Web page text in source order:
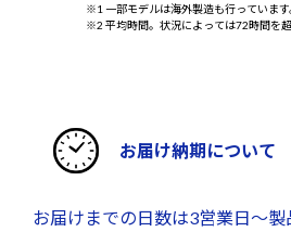
※1 一部モデルは海外製造も行っています
※2 平均時間。状況によっては72時間を超
お届け納期について
お届けまでの日数は3営業日～